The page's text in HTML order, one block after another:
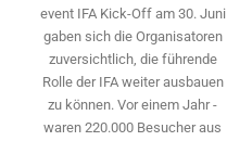
event IFA Kick-Off am 30. Juni
gaben sich die Organisatoren
zuversichtlich, die führende
Rolle der IFA weiter ausbauen
zu können. Vor einem Jahr ­
waren 220.000 Besucher aus